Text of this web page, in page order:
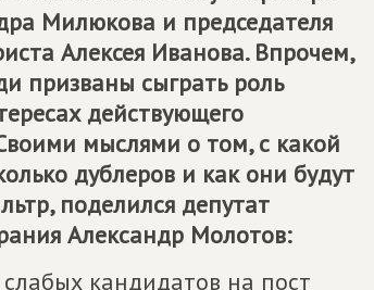
Милюкова и председателя
Алексея Иванова. Впрочем,
призваны сыграть роль
действующего
мыслями о том, с какой
дублеров и как они будут
поделился депутат
Александр Молотов:
кандидатов на пост